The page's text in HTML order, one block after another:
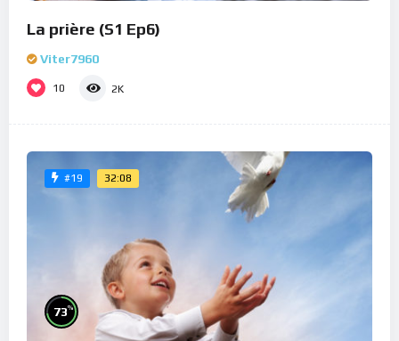
La prière (S1 Ep6)
Viter7960
10 2K
#19 32:08
73%